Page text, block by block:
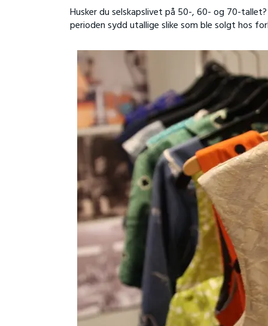
Husker du selskapslivet på 50-, 60- og 70-
perioden sydd utallige slike som ble solgt hos